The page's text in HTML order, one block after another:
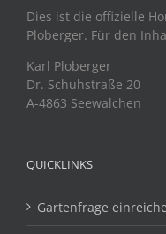
Dies ist die offizielle
Ploberger. Für den
Karl Ploberger
Dr. Schuhstraße 20
A-4863 Seewalchen
QUICKLINKS
Gartenfrage